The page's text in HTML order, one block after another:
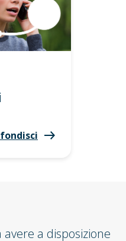
a disposizione